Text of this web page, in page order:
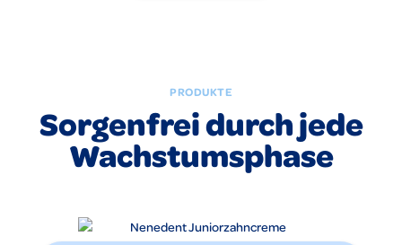
PRODUKTE
Sorgenfrei durch jede
Wachstumsphase